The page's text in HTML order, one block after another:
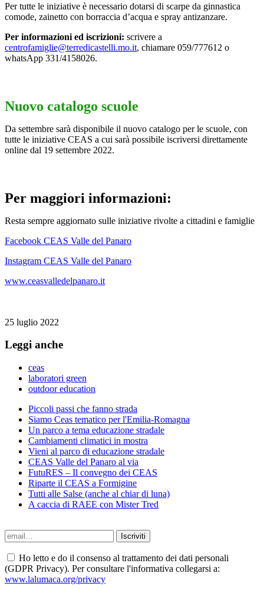
Per tutte le iniziative è necessario dotarsi di scarpe da ginnastica
comode, zainetto con borraccia d’acqua e spray antizanzare.
Per informazioni ed iscrizioni: scrivere a
centrofamiglie@terredicastelli.mo.it, chiamare 059/777612 o
whatsApp 331/4158026.
Nuovo catalogo scuole
Da settembre sarà disponibile il nuovo catalogo per le scuole, con
tutte le iniziative CEAS a cui sarà possibile iscriversi direttamente
online dal 19 settembre 2022.
Per maggiori informazioni:
Resta sempre aggiornato sulle iniziative rivolte a cittadini e famiglie
Facebook CEAS Valle del Panaro
Instagram CEAS Valle del Panaro
www.ceasvalledelpanaro.it
25 luglio 2022
Leggi anche
ceas
laboratori green
outdoor education
Piccoli passi che fanno strada
Siamo Ceas tematico per l'Emilia-Romagna
Un parco a tema educazione stradale
Cambiamenti climatici in mostra
Vieni al parco di educazione stradale
CEAS Valle del Panaro al via
FutuRES – Il convegno dei CEAS
Riparte il CEAS a Formigine
Tutti alle Salse (anche al chiar di luna)
A caccia di RAEE con Mister Tred
Ho letto e do il consenso al trattamento dei dati personali
(GDPR Privacy). Per consultare l'informativa collegarsi a:
www.lalumaca.org/privacy